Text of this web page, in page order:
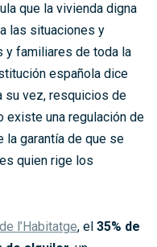
que la vivienda digna
las situaciones y
y familiares de toda la
española dice
su vez, resquicios de
existe una regulación de
la garantía de que se
quien rige los
l’Habitatge, el 35% de